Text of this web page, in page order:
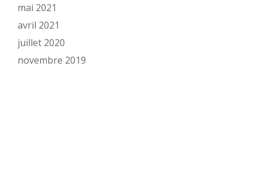
mai 2021
avril 2021
juillet 2020
novembre 2019